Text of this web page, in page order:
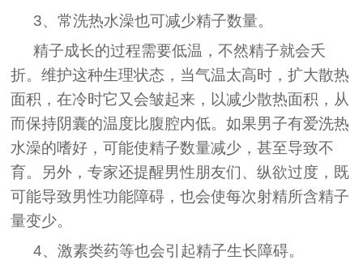
3、常洗热水澡也可减少精子数量。
精子成长的过程需要低温，不然精子就会夭
折。维护这种生理状态，当气温太高时，扩大散热
面积，在冷时它又会皱起来，以减少散热面积，从
而保持阴囊的温度比腹腔内低。如果男子有爱洗热
水澡的嗜好，可能使精子数量减少，甚至导致不
育。另外，专家还提醒男性朋友们、纵欲过度，既
可能导致男性功能障碍，也会使每次射精所含精子
量变少。
4、激素类药等也会引起精子生长障碍。